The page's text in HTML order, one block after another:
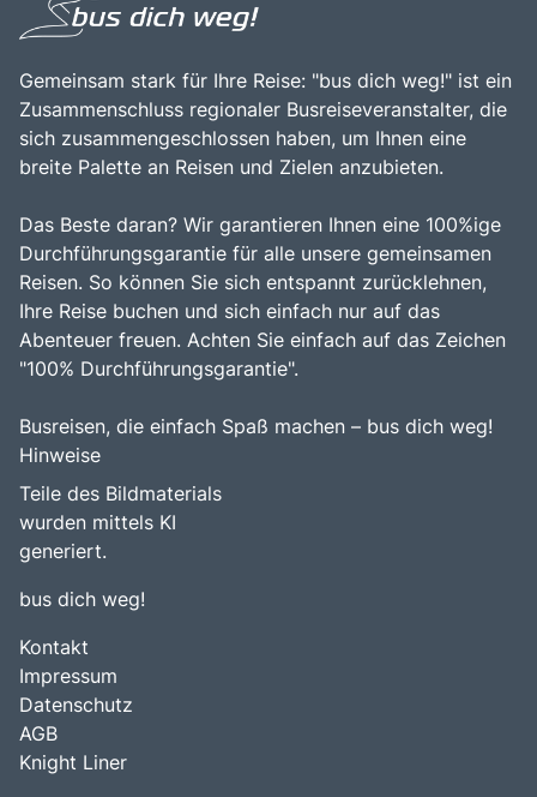
Gemeinsam stark für Ihre Reise: "bus dich weg!" ist ein
Zusammenschluss regionaler Busreiseveranstalter, die
sich zusammengeschlossen haben, um Ihnen eine
breite Palette an Reisen und Zielen anzubieten.
Das Beste daran? Wir garantieren Ihnen eine 100%ige
Durchführungsgarantie für alle unsere gemeinsamen
Reisen. So können Sie sich entspannt zurücklehnen,
Ihre Reise buchen und sich einfach nur auf das
Abenteuer freuen. Achten Sie einfach auf das Zeichen
"100% Durchführungsgarantie".
Busreisen, die einfach Spaß machen – bus dich weg!
Hinweise
Teile des Bildmaterials
wurden mittels KI
generiert.
bus dich weg!
Kontakt
Impressum
Datenschutz
AGB
Knight Liner